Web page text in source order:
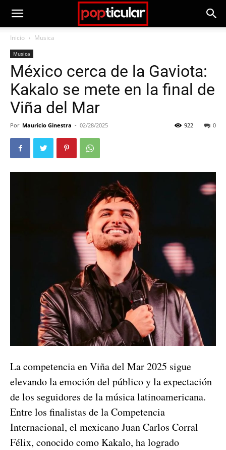
Inicio Musica
Musica
México cerca de la Gaviota:
Kakalo se mete en la final de
Viña del Mar
Por Mauricio Ginestra - 02/28/2025 0
922
La competencia en Viña del Mar 2025 sigue
elevando la emoción del público y la expectación
de los seguidores de la música latinoamericana.
Entre los finalistas de la Competencia
Internacional, el mexicano Juan Carlos Corral
Félix, conocido como Kakalo, ha logrado